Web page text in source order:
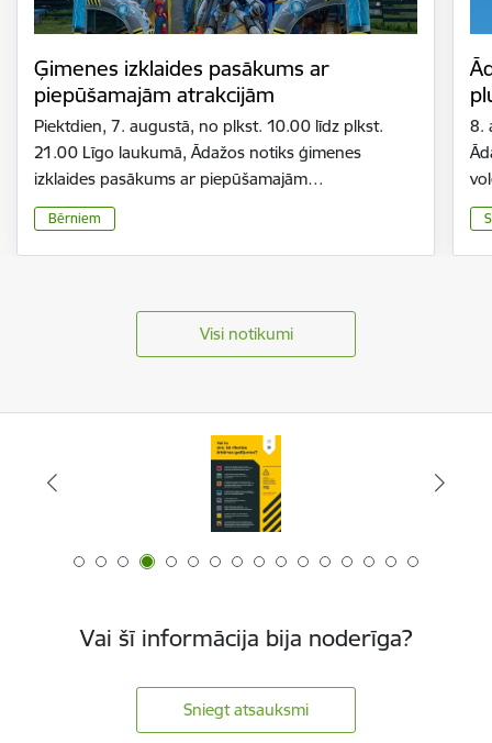
Ģimenes izklaides pasākums ar
piepūšamajām atrakcijām
Piektdien, 7. augustā, no plkst. 10.00 līdz plkst.
21.00 Līgo laukumā, Ādažos notiks ģimenes
izklaides pasākums ar piepūšamajām…
Bērniem
8.
Visi notikumi
Vai šī informācija bija noderīga?
Sniegt atsauksmi